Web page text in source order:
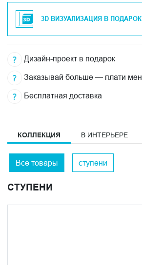
3D ВИЗУАЛИЗАЦИЯ В ПОДАРОК
Дизайн-проект в подарок
Заказывай больше — плати
Бесплатная доставка
КОЛЛЕКЦИЯ В ИНТЕРЬЕРЕ
Все товары ступени
СТУПЕНИ